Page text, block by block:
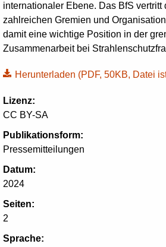
internationaler Ebene. Das BfS
zahlreichen Gremien und
damit eine wichtige Position in der
Zusammenarbeit bei
Herunterladen (PDF, 50KB, Datei
Lizenz:
CC BY-SA
Publikationsform:
Pressemitteilungen
Datum:
2024
Seiten:
2
Sprache: